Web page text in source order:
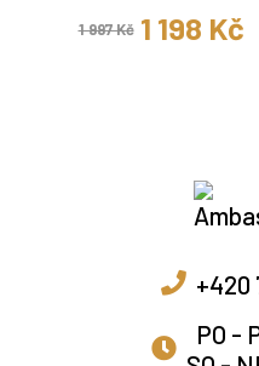
1 997 Kč 1 198 Kč
+420
PO -